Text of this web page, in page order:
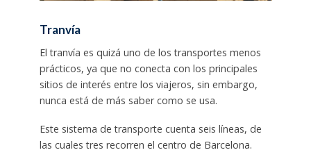
Tranvía
El tranvía es quizá uno de los transportes menos
prácticos, ya que no conecta con los principales
sitios de interés entre los viajeros, sin embargo,
nunca está de más saber como se usa.
Este sistema de transporte cuenta seis líneas, de
las cuales tres recorren el centro de Barcelona.